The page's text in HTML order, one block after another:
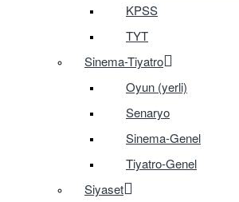
KPSS
TYT
Sinema-Tiyatro
Oyun (yerli)
Senaryo
Sinema-Genel
Tiyatro-Genel
Siyaset